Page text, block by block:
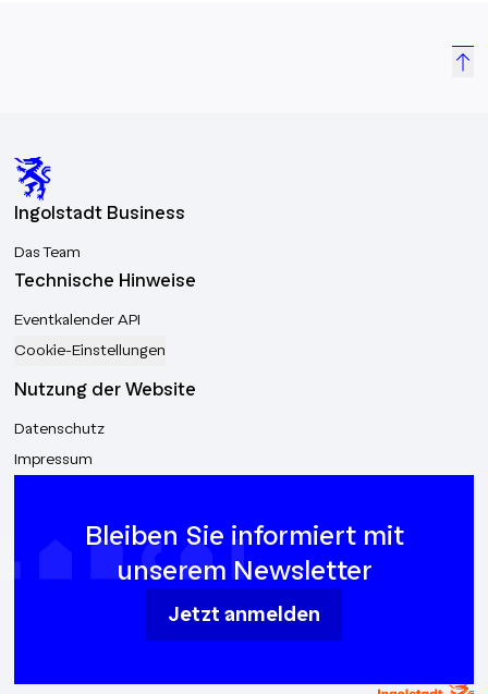
Ingolstadt Business
Das Team
Technische Hinweise
Eventkalender API
Cookie-Einstellungen
Nutzung der Website
Datenschutz
Impressum
Bleiben Sie informiert mit
unserem Newsletter
Jetzt anmelden